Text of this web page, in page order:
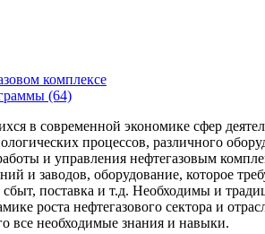
комплексе
(64)
в современной экономике сфер
процессов, различного
и управления нефтегазовым
и заводов, оборудование, которое
поставка и т.д. Необходимы и
роста нефтегазового сектора и
все необходимые знания и навыки.